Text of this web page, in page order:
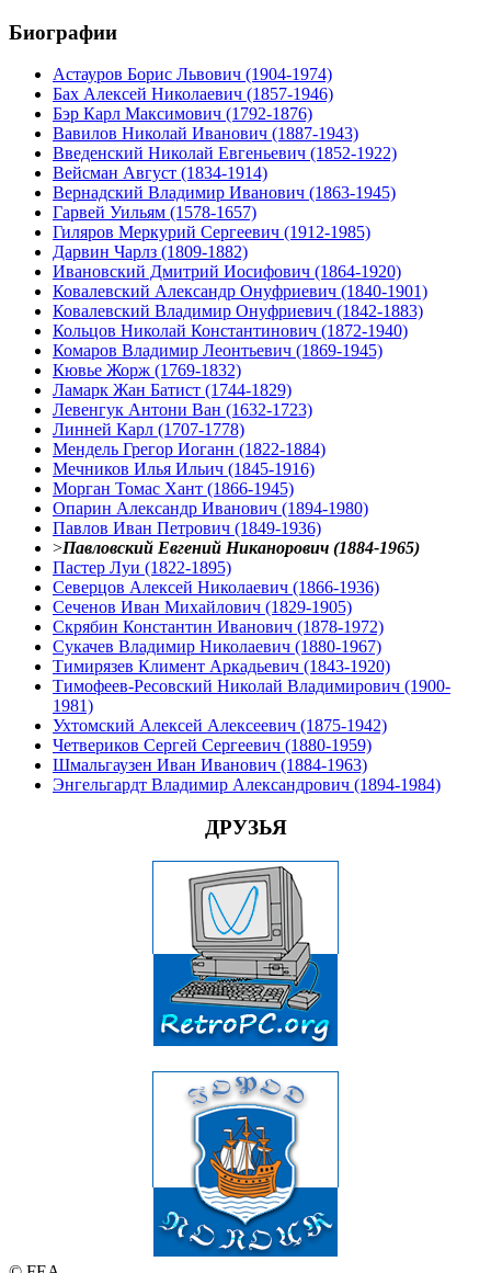
Биографии
Астауров Борис Львович (1904-1974)
Бах Алексей Николаевич (1857-1946)
Бэр Карл Максимович (1792-1876)
Вавилов Николай Иванович (1887-1943)
Введенский Николай Евгеньевич (1852-1922)
Вейсман Август (1834-1914)
Вернадский Владимир Иванович (1863-1945)
Гарвей Уильям (1578-1657)
Гиляров Меркурий Сергеевич (1912-1985)
Дарвин Чарлз (1809-1882)
Ивановский Дмитрий Иосифович (1864-1920)
Ковалевский Александр Онуфриевич (1840-1901)
Ковалевский Владимир Онуфриевич (1842-1883)
Кольцов Николай Константинович (1872-1940)
Комаров Владимир Леонтьевич (1869-1945)
Кювье Жорж (1769-1832)
Ламарк Жан Батист (1744-1829)
Левенгук Антони Ван (1632-1723)
Линней Карл (1707-1778)
Мендель Грегор Иоганн (1822-1884)
Мечников Илья Ильич (1845-1916)
Морган Томас Хант (1866-1945)
Опарин Александр Иванович (1894-1980)
Павлов Иван Петрович (1849-1936)
>Павловский Евгений Никанорович (1884-1965)
Пастер Луи (1822-1895)
Северцов Алексей Николаевич (1866-1936)
Сеченов Иван Михайлович (1829-1905)
Скрябин Константин Иванович (1878-1972)
Сукачев Владимир Николаевич (1880-1967)
Тимирязев Климент Аркадьевич (1843-1920)
Тимофеев-Ресовский Николай Владимирович (1900-
1981)
Ухтомский Алексей Алексеевич (1875-1942)
Четвериков Сергей Сергеевич (1880-1959)
Шмальгаузен Иван Иванович (1884-1963)
Энгельгардт Владимир Александрович (1894-1984)
ДРУЗЬЯ